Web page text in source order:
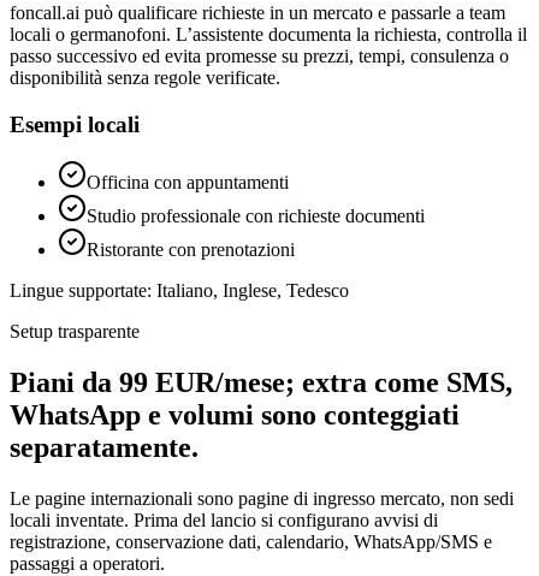
foncall.ai può qualificare richieste in un mercato e passarle a team
locali o germanofoni. L’assistente documenta la richiesta, controlla il
passo successivo ed evita promesse su prezzi, tempi, consulenza o
disponibilità senza regole verificate.
Esempi locali
Officina con appuntamenti
Studio professionale con richieste documenti
Ristorante con prenotazioni
Lingue supportate: Italiano, Inglese, Tedesco
Setup trasparente
Piani da 99 EUR/mese; extra come SMS,
WhatsApp e volumi sono conteggiati
separatamente.
Le pagine internazionali sono pagine di ingresso mercato, non sedi
locali inventate. Prima del lancio si configurano avvisi di
registrazione, conservazione dati, calendario, WhatsApp/SMS e
passaggi a operatori.